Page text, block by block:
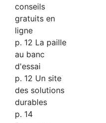
conseils
gratuits en
ligne
p. 12 La paille
au banc
d'essai
p. 12 Un site
des solutions
durables
p. 14